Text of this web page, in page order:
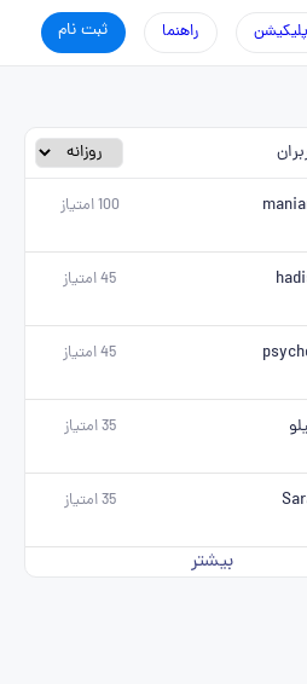
ثبت نام راهنما
100امتیاز
45امتیاز
45امتیاز
35امتیاز
35امتیاز
بیشتر